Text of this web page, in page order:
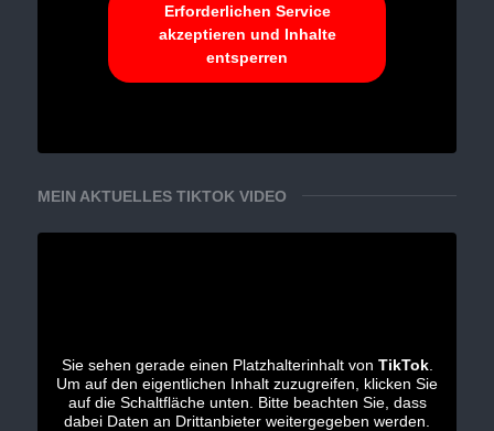
Erforderlichen Service
akzeptieren und Inhalte
entsperren
MEIN AKTUELLES TIKTOK VIDEO
Sie sehen gerade einen Platzhalterinhalt von TikTok.
Um auf den eigentlichen Inhalt zuzugreifen, klicken Sie
auf die Schaltfläche unten. Bitte beachten Sie, dass
dabei Daten an Drittanbieter weitergegeben werden.